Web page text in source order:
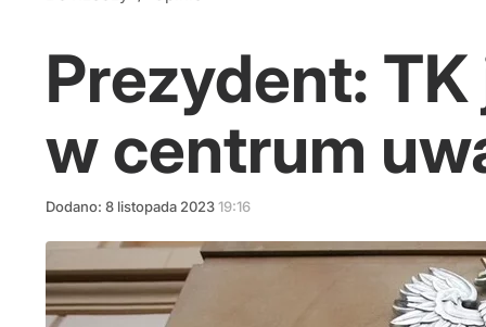
14
Hiszpania stawia ultimatum Włochom. Mają
Prezydent:
w centrum
Dodano: 8 listopada 202319:16